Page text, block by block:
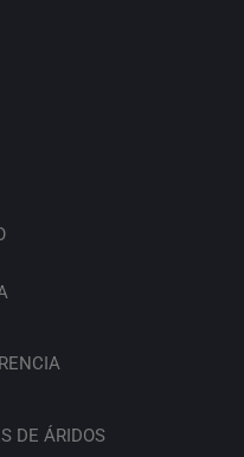
DE ÁRIDOS